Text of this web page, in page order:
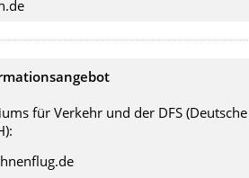
für Verkehr und der DFS (Deutsche